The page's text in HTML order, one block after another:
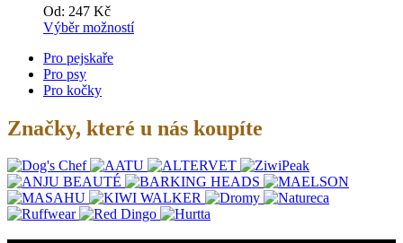
Od: 247 Kč
Výběr možností
Pro pejskaře
Pro psy
Pro kočky
Značky, které u nás koupíte